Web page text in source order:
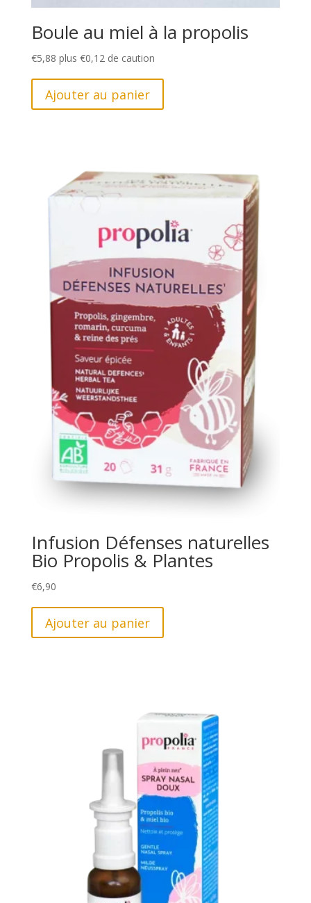
Boule au miel à la propolis
€5,88 plus €0,12de caution
Ajouter au panier
Infusion Défenses naturelles
Bio Propolis & Plantes
€6,90
Ajouter au panier